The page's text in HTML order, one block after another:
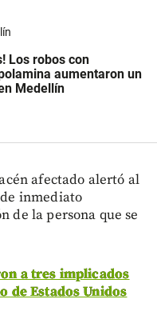
Los robos con
aumentaron un
Medellín
afectado alertó al
inmediato
de la persona que se
a tres implicados
de Estados Unidos